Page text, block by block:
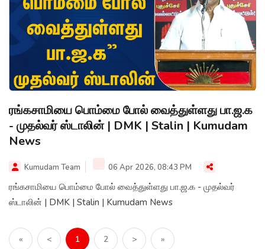
ரங்கசாமியை பொம்மை போல் வைத்துள்ளது பா.ஜ.க
- முதல்வர் ஸ்டாலின் | DMK | Stalin | Kumudam
News
Kumudam Team 06 Apr 2026, 08:43 PM
ரங்கசாமியை பொம்மை போல் வைத்துள்ளது பா.ஜ.க - முதல்வர்
ஸ்டாலின் | DMK | Stalin | Kumudam News
« < 1 2 > »